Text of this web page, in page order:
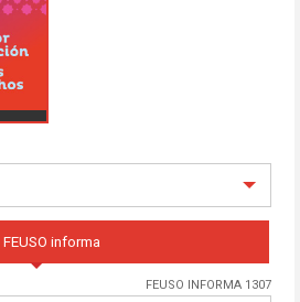
FEUSO informa
FEUSO INFORMA 1307